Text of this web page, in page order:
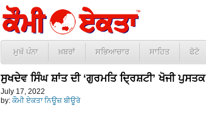
ਮੁਖੱ ਪੰਨਾ ਖ਼ਬਰਾਂ ਸਭਿਆਚਾਰ ਸਾਹਿਤ ਫੋਟੋ
ਸੁਖਦੇਵ ਸਿੰਘ ਸ਼ਾਂਤ ਦੀ ‘ਗੁਰਮਤਿ ਦਿ੍ਰਸ਼ਟੀ’ ਖੋਜੀ ਪੁਸਤਕ
July 17, 2022
by: ਕੌਮੀ ਏਕਤਾ ਨਿਊਜ਼ ਬੀਊਰੋ